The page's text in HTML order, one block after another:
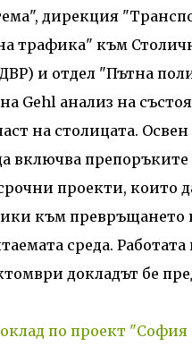
дирекция
трафика" към
и отдел "Пътна
Gehl анализ на
на столицата.
включва
проекти, които
към превръщането
среда.
докладът бе
по проект "София